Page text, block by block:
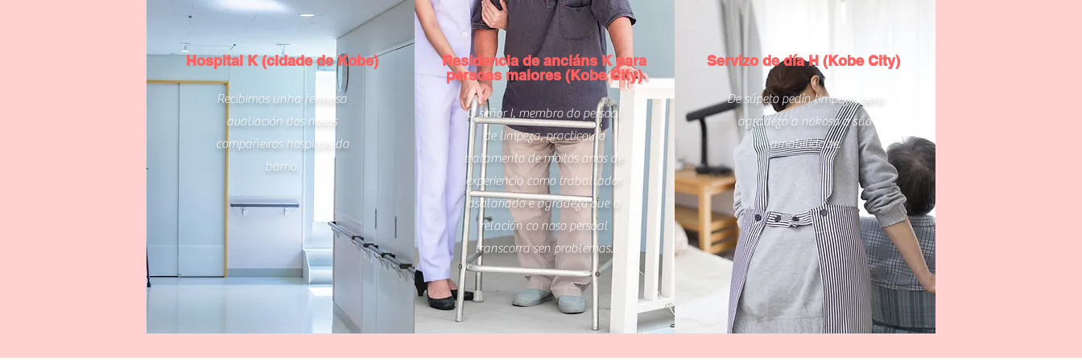
Hospital K (cidade de Kobe)
Recibimos unha fermosa
avaliación dos nosos
compañeiros hospitais do
barrio.
Residencia de anciáns K para
persoas maiores (Kobe City)
O señor I, membro do persoal
de limpeza, practicou o
tratamento de moitos anos de
experiencia como traballador
asalariado e agradezo que a
relación co noso persoal
transcorra sen problemas.
Servizo de día H (Kobe City)
De súpeto pedín limpeza, pero
agradezo a nokoso a súa
amabilidade.